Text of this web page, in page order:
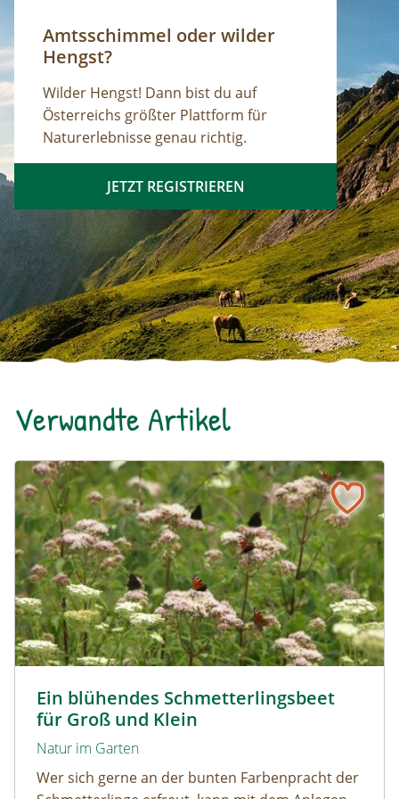
Amtsschimmel oder wilder
Hengst?
Wilder Hengst! Dann bist du auf
Österreichs größter Plattform für
Naturerlebnisse genau richtig.
JETZT REGISTRIEREN
Verwandte Artikel
Ein blühendes Schmetterlingsbeet
für Groß und Klein
Natur im Garten
Wer sich gerne an der bunten Farbenpracht der
Ein blühendes Schmetterlingsbeet für Groß und Klein